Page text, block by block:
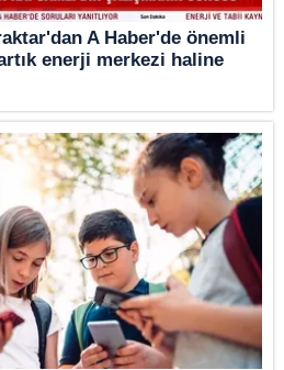
A Haber'de önemli
enerji merkezi haline